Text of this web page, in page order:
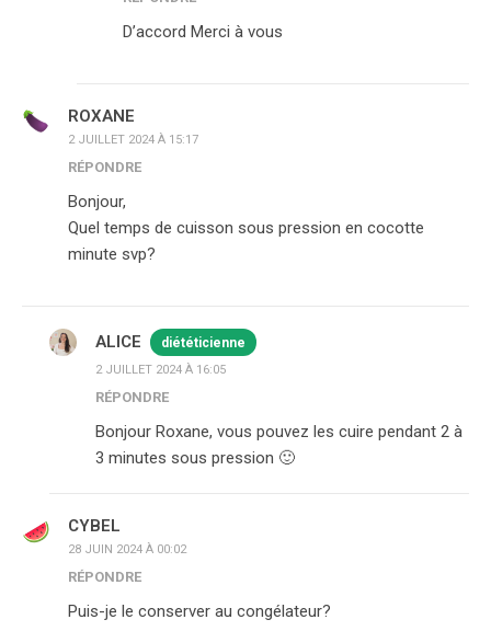
D’accord Merci à vous
ROXANE
2 JUILLET 2024 À 15:17
RÉPONDRE
Bonjour,
Quel temps de cuisson sous pression en cocotte
minute svp?
ALICE diététicienne
2 JUILLET 2024 À 16:05
RÉPONDRE
Bonjour Roxane, vous pouvez les cuire pendant 2 à
3 minutes sous pression 🙂
CYBEL
28 JUIN 2024 À 00:02
RÉPONDRE
Puis-je le conserver au congélateur?